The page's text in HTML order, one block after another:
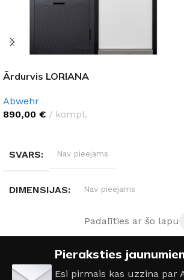
Ārdurvis LORIANA
Abwehr
890,00 € kompl.
SVARS Nav pieejams
DIMENSIJAS Nav pieejams
DURVJU MATERIĀLS Metāls
DURVJU KĀRBAS IZMĒRS
Padalīties ar šo lapu:
Pieraksties
Esi pirmais kas uzzina par